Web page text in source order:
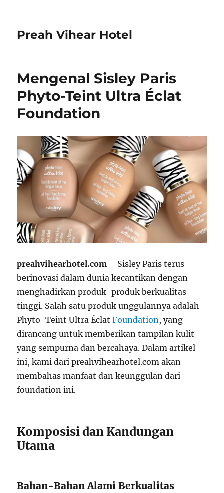
Preah Vihear Hotel
Mengenal Sisley Paris
Phyto-Teint Ultra Éclat
Foundation
preahvihearhotel.com – Sisley Paris terus
berinovasi dalam dunia kecantikan dengan
menghadirkan produk-produk berkualitas
tinggi. Salah satu produk unggulannya adalah
Phyto-Teint Ultra ÉclatFoundation, yang
dirancang untuk memberikan tampilan kulit
yang sempurna dan bercahaya. Dalam artikel
ini, kami dari preahvihearhotel.com akan
membahas manfaat dan keunggulan dari
foundation ini.
Komposisi dan Kandungan
Utama
Bahan-Bahan Alami Berkualitas